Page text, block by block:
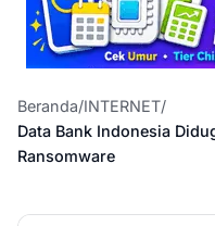
Beranda/INTERNET/
Data Bank Indonesia
Ransomware